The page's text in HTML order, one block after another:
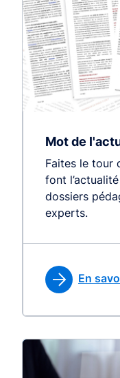
Mot de
Faites le tour
font
dossiers
experts.
En